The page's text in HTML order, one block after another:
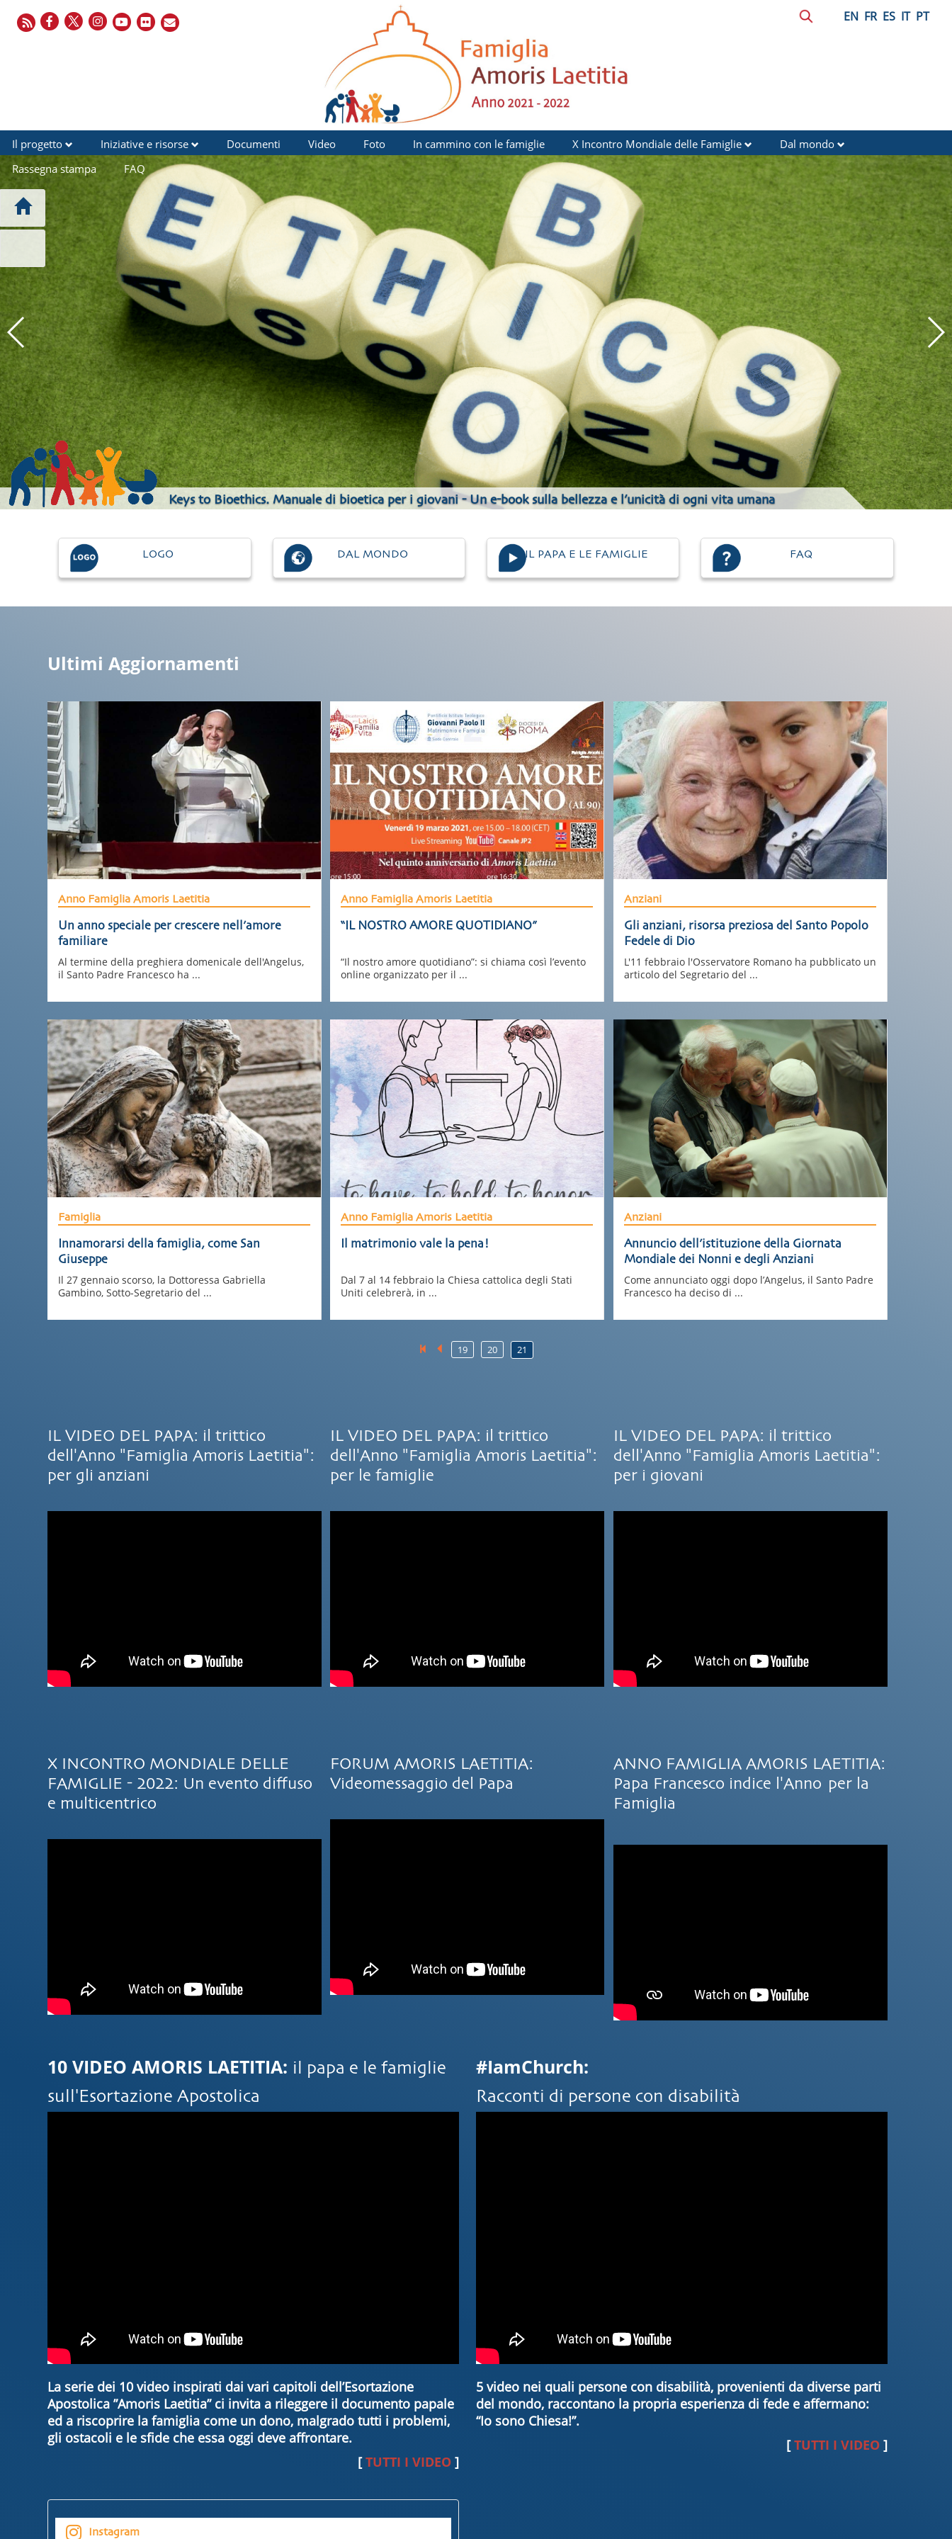
EN FR ES IT PT
Il progetto Iniziative e risorse Documenti Video Foto In cammino con le famiglie X Incontro Mondiale delle Famiglie
Dal mondo
Rassegna stampa
FAQ
Keys to Bioethics. Manuale di bioetica per i giovani - Un e-book sulla bellezza e l’unicità di ogni vita umana
LOGO DAL MONDO IL PAPA E LE FAMIGLIE FAQ
Ultimi Aggiornamenti
Anno Famiglia Amoris Laetitia
Un anno speciale per crescere nell’amore
familiare
Al termine della preghiera domenicale dell'Angelus,
il Santo Padre Francesco ha ...
Anno Famiglia Amoris Laetitia
“IL NOSTRO AMORE QUOTIDIANO”
“Il nostro amore quotidiano”: si chiama così l’evento
online organizzato per il ...
Anziani
Gli anziani, risorsa preziosa del Santo Popolo
Fedele di Dio
L'11 febbraio l'Osservatore Romano ha pubblicato un
articolo del Segretario del ...
Famiglia
Innamorarsi della famiglia, come San
Giuseppe
Il 27 gennaio scorso, la Dottoressa Gabriella
Gambino, Sotto-Segretario del ...
Anno Famiglia Amoris Laetitia
Il matrimonio vale la pena!
Dal 7 al 14 febbraio la Chiesa cattolica degli Stati
Uniti celebrerà, in ...
Anziani
Annuncio dell’istituzione della Giornata
Mondiale dei Nonni e degli Anziani
Come annunciato oggi dopo l’Angelus, il Santo Padre
Francesco ha deciso di ...
19 20 21
IL VIDEO DEL PAPA: il trittico
dell'Anno "Famiglia Amoris Laetitia":
per gli anziani
X INCONTRO MONDIALE DELLE
FAMIGLIE - 2022: Un evento diffuso
e multicentrico
IL VIDEO DEL PAPA: il trittico
dell'Anno "Famiglia Amoris Laetitia":
per le famiglie
FORUM AMORIS LAETITIA:
Videomessaggio del Papa
IL VIDEO DEL PAPA: il trittico
dell'Anno "Famiglia Amoris Laetitia":
per i giovani
ANNO FAMIGLIA AMORIS LAETITIA:
Papa Francesco indice l'Anno per la
Famiglia
10 VIDEO AMORIS LAETITIA: il papa e le famiglie
sull'Esortazione Apostolica
La serie dei 10 video inspirati dai vari capitoli dell’Esortazione
Apostolica ”Amoris Laetitia” ci invita a rileggere il documento papale
ed a riscoprire la famiglia come un dono, malgrado tutti i problemi,
gli ostacoli e le sfide che essa oggi deve affrontare.
[TUTTI I VIDEO]
Instagram
#IamChurch:
Racconti di persone con disabilità
5 video nei quali persone con disabilità, provenienti da diverse parti
del mondo, raccontano la propria esperienza di fede e affermano:
“Io sono Chiesa!”.
[TUTTI I VIDEO]